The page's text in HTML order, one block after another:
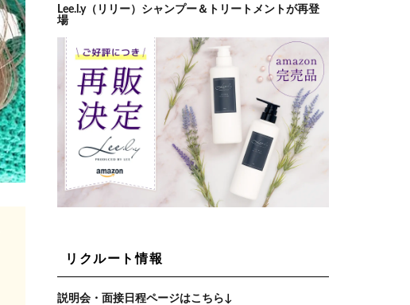
Lee.l.y（リリー）シャンプー＆トリートメントが再登
場
リクルート情報
説明会・面接日程ページはこちら↓